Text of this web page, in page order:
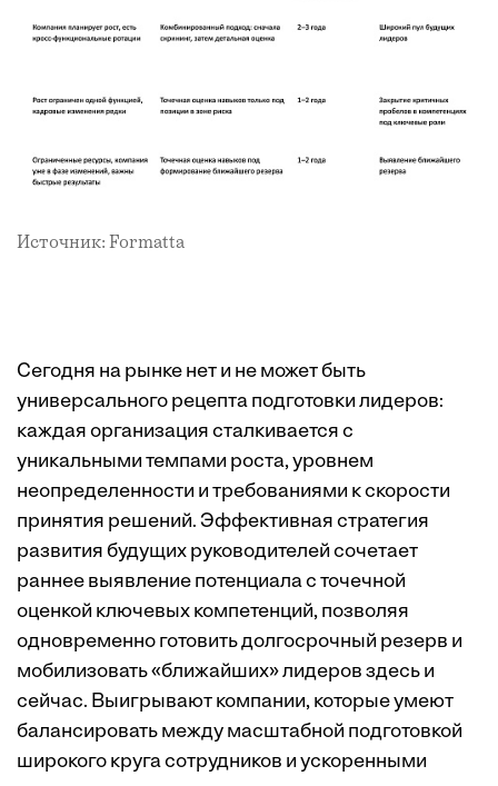
Источник: Formatta
Сегодня на рынке нет и не может быть
универсального рецепта подготовки лидеров:
каждая организация сталкивается с
уникальными темпами роста, уровнем
неопределенности и требованиями к скорости
принятия решений. Эффективная стратегия
развития будущих руководителей сочетает
раннее выявление потенциала с точечной
оценкой ключевых компетенций, позволяя
одновременно готовить долгосрочный резерв и
мобилизовать «ближайших» лидеров здесь и
сейчас. Выигрывают компании, которые умеют
балансировать между масштабной подготовкой
широкого круга сотрудников и ускоренными